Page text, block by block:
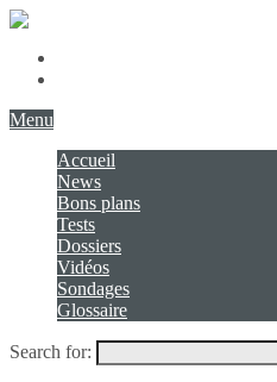
Menu
Accueil
News
Bons plans
Tests
Dossiers
Vidéos
Sondages
Glossaire
Search for: